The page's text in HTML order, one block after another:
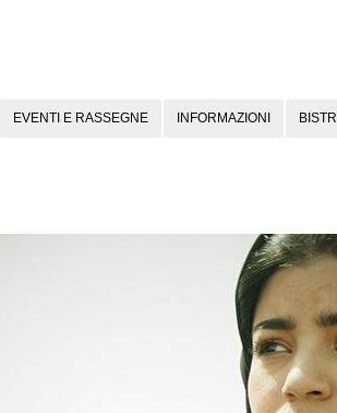
EVENTI E RASSEGNE INFORMAZIONI